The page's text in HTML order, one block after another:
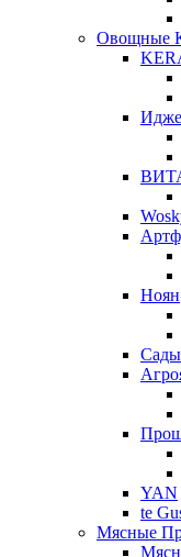
Овощные
Ноян
Сады
YAN
te
Мясные